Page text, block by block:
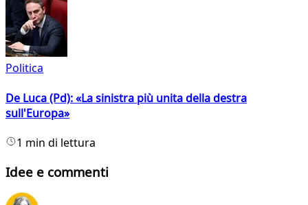
Politica
De Luca (Pd): «La sinistra più unita della destra
sull'Europa»
1 min di lettura
Idee e commenti